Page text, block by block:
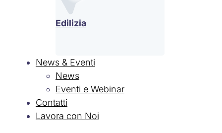
Edilizia
News & Eventi
News
Eventi e Webinar
Contatti
Lavora con Noi